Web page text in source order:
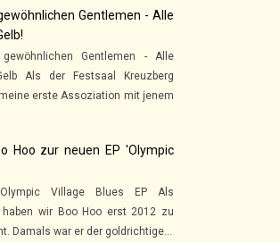
Gentlemen - Alle
Gentlemen - Alle
Als der Festsaal Kreuzberg
erste Assoziation mit jenem
Hoo zur neuen EP 'Olympic
Village Blues EP Als
haben wir Boo Hoo erst 2012 zu
Damals war er der goldrichtige...